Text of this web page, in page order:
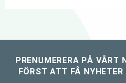
PRENUMERERA PÅ VÅRT
FÖRST ATT FÅ NYHETER